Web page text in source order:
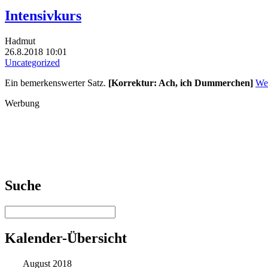
Intensivkurs
Hadmut
26.8.2018 10:01
Uncategorized
Ein bemerkenswerter Satz. [Korrektur: Ach, ich Dummerchen]
Werbung
Suche
Kalender-Übersicht
August 2018